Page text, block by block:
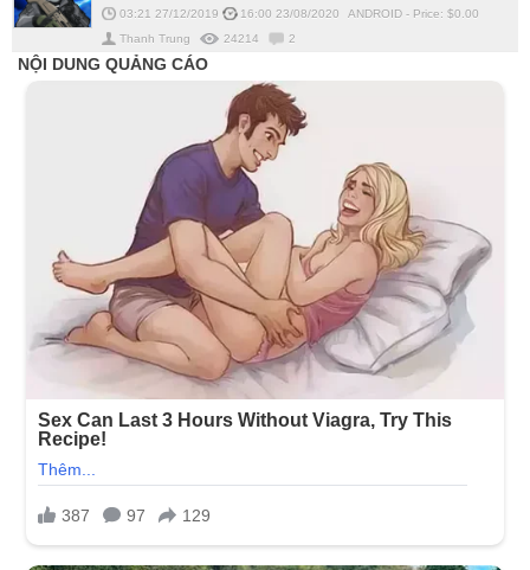
03:21 27/12/2019 16:00 23/08/2020 ANDROID - Price: $0.00
Thanh Trung
24214 2